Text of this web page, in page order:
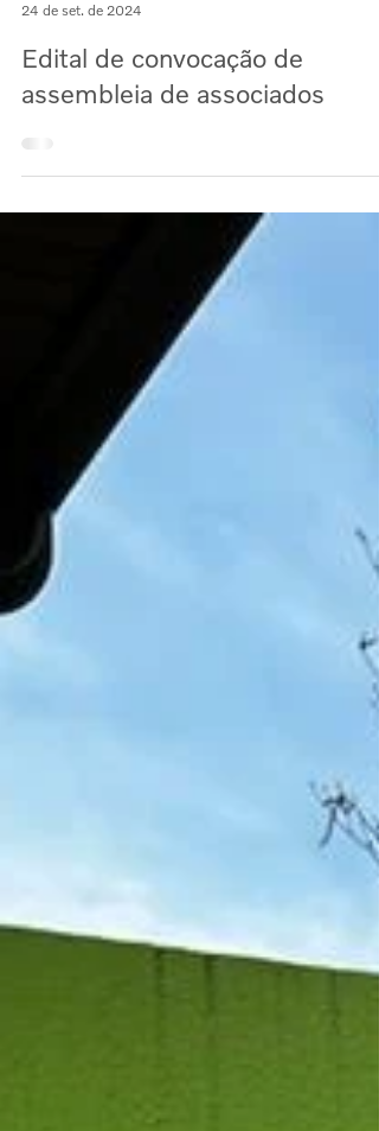
24 de set. de 2024
Edital de convocação de
assembleia de associados